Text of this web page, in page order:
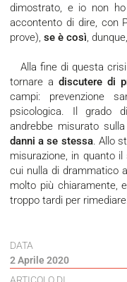
dimostrato, e io non
accontento di dire, con
prove), se è così,
Alla fine di questa crisi (ma anche prima della fine) occorrerà
tornare a discutere di
campi: prevenzione
psicologica. Il grado
andrebbe misurato
danni a se stessa. Allo
misurazione, in quanto
cui nulla di drammatico
molto più chiaramente,
troppo tardi per
DATA
2 Aprile 2020